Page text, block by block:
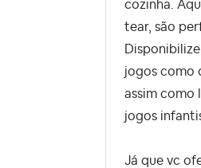
cozinha.
tear, são
jogos como
assim como
jogos
Já que vc